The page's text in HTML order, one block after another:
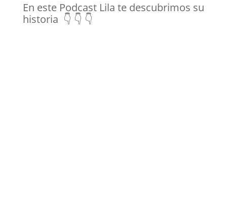
En este Podcast Lila te descubrimos su
historia 👇 👇 👇